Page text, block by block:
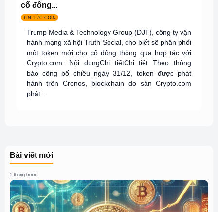
cổ đông...
TIN TỨC COIN
Trump Media & Technology Group (DJT), công ty vận
hành mạng xã hội Truth Social, cho biết sẽ phân phối
một token mới cho cổ đông thông qua hợp tác với
Crypto.com. Nội dungChi tiếtChi tiết Theo thông
báo công bố chiều ngày 31/12, token được phát
hành trên Cronos, blockchain do sàn Crypto.com
phát...
Bài viết mới
1 tháng trước